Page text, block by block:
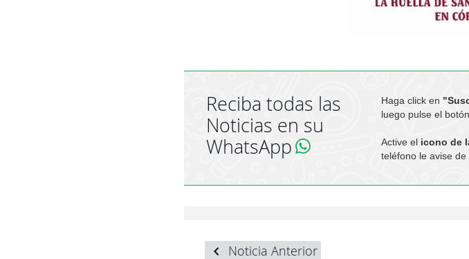
Reciba todas las
Noticias en su
WhatsApp
Haga click en
luego pulse el botón
Active el icono de
teléfono le avise
Noticia Anterior